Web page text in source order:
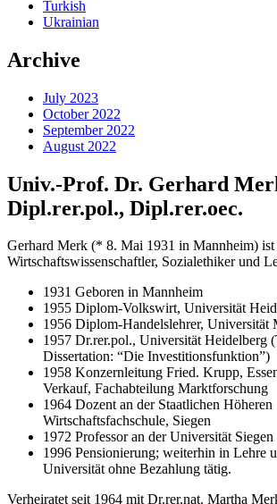
Turkish
Ukrainian
Archive
July 2023
October 2022
September 2022
August 2022
Univ.-Prof. Dr. Gerhard
Dipl.rer.pol., Dipl.rer.oec.
Gerhard Merk (* 8. Mai 1931 in Mannheim) ist
Wirtschaftswissenschaftler, Sozialethiker und
1931 Geboren in Mannheim
1955 Diplom-Volkswirt, Universität
1956 Diplom-Handelslehrer, Universität
1957 Dr.rer.pol., Universität Heidelberg
Dissertation: “Die Investitionsfunktion”)
1958 Konzernleitung Fried. Krupp,
Verkauf, Fachabteilung Marktforschung
1964 Dozent an der Staatlichen Höheren
Wirtschaftsfachschule, Siegen
1972 Professor an der Universität Siegen
1996 Pensionierung; weiterhin in Lehre
Universität ohne Bezahlung tätig.
Verheiratet seit 1964 mit Dr.rer.nat. Martha